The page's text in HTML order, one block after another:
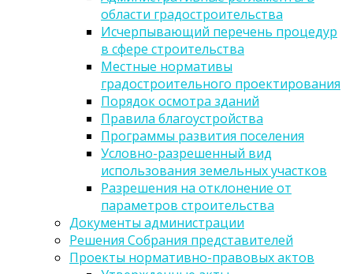
области градостроительства
Исчерпывающий перечень процедур
в сфере строительства
Местные нормативы
градостроительного проектирования
Порядок осмотра зданий
Правила благоустройства
Программы развития поселения
Условно-разрешенный вид
использования земельных участков
Разрешения на отклонение от
параметров строительства
Документы администрации
Решения Собрания представителей
Проекты нормативно-правовых актов